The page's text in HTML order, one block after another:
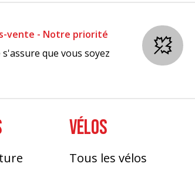
vente - Notre priorité
que vous soyez
VÉLOS
Tous les vélos